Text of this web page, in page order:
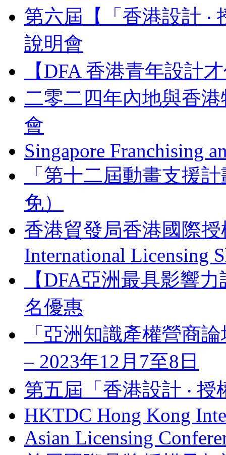
第六屆【「香港設計 ‧
說明會
【DFA 香港青年設計
二零二四年內地與香
會
Singapore Franchising
「第十二屆動畫支援
免）
香港貿發局香港國際
International Licensing
【DFA亞洲最具影響
名優惠
「亞洲知識產權營商
– 2023年12月7至8日
第五屆「香港設計 ‧
HKTDC Hong Kong
Asian Licensing